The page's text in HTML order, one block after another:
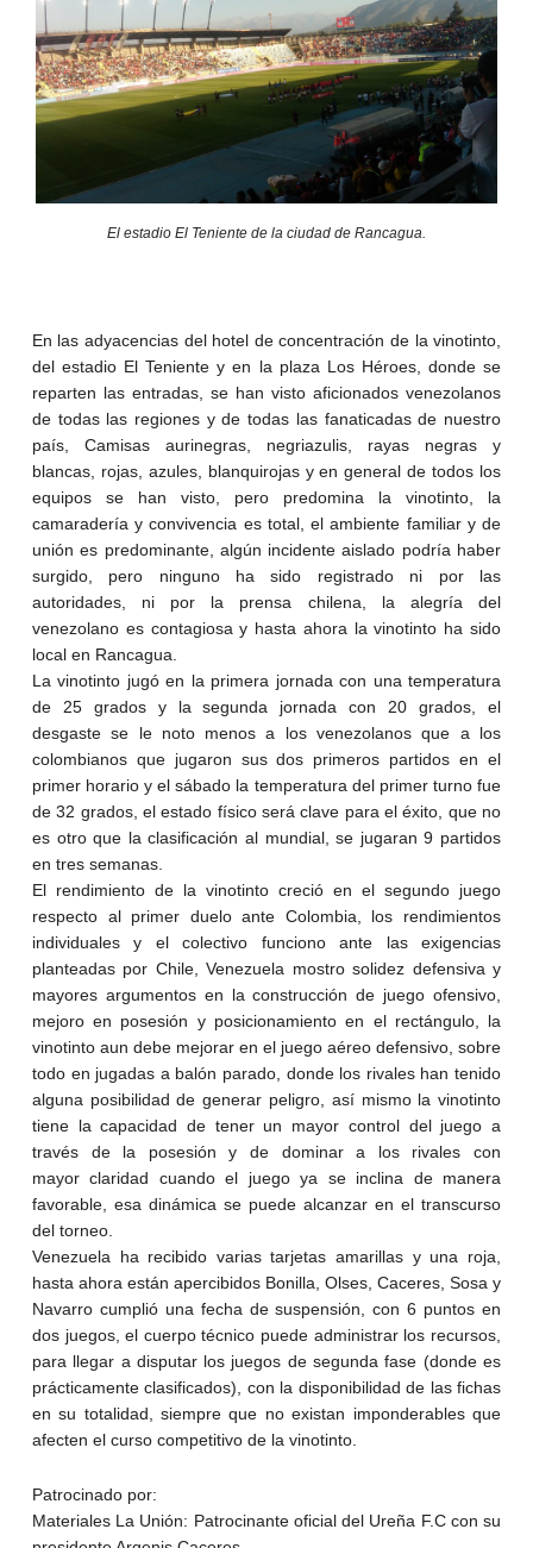
El estadio El Teniente de la ciudad de Rancagua.
En las adyacencias del hotel de concentración de la vinotinto,
del estadio El Teniente y en la plaza Los Héroes, donde se
reparten las entradas, se han visto aficionados venezolanos
de todas las regiones y de todas las fanaticadas de nuestro
país, Camisas aurinegras, negriazulis, rayas negras y
blancas, rojas, azules, blanquirojas y en general de todos los
equipos se han visto, pero predomina la vinotinto, la
camaradería y convivencia es total, el ambiente familiar y de
unión es predominante, algún incidente aislado podría haber
surgido, pero ninguno ha sido registrado ni por las
autoridades, ni por la prensa chilena, la alegría del
venezolano es contagiosa y hasta ahora la vinotinto ha sido
local en Rancagua.
La vinotinto jugó en la primera jornada con una temperatura
de 25 grados y la segunda jornada con 20 grados, el
desgaste se le noto menos a los venezolanos que a los
colombianos que jugaron sus dos primeros partidos en el
primer horario y el sábado la temperatura del primer turno fue
de 32 grados, el estado físico será clave para el éxito, que no
es otro que la clasificación al mundial, se jugaran 9 partidos
en tres semanas.
El rendimiento de la vinotinto creció en el segundo juego
respecto al primer duelo ante Colombia, los rendimientos
individuales y el colectivo funciono ante las exigencias
planteadas por Chile, Venezuela mostro solidez defensiva y
mayores argumentos en la construcción de juego ofensivo,
mejoro en posesión y posicionamiento en el rectángulo, la
vinotinto aun debe mejorar en el juego aéreo defensivo, sobre
todo en jugadas a balón parado, donde los rivales han tenido
alguna posibilidad de generar peligro, así mismo la vinotinto
tiene la capacidad de tener un mayor control del juego a
través de la posesión y de dominar a los rivales con
mayor claridad cuando el juego ya se inclina de manera
favorable, esa dinámica se puede alcanzar en el transcurso
del torneo.
Venezuela ha recibido varias tarjetas amarillas y una roja,
hasta ahora están apercibidos Bonilla, Olses, Caceres, Sosa y
Navarro cumplió una fecha de suspensión, con 6 puntos en
dos juegos, el cuerpo técnico puede administrar los recursos,
para llegar a disputar los juegos de segunda fase (donde es
prácticamente clasificados), con la disponibilidad de las fichas
en su totalidad, siempre que no existan imponderables que
afecten el curso competitivo de la vinotinto.
Patrocinado por:
Materiales La Unión: Patrocinante oficial del Ureña F.C con su